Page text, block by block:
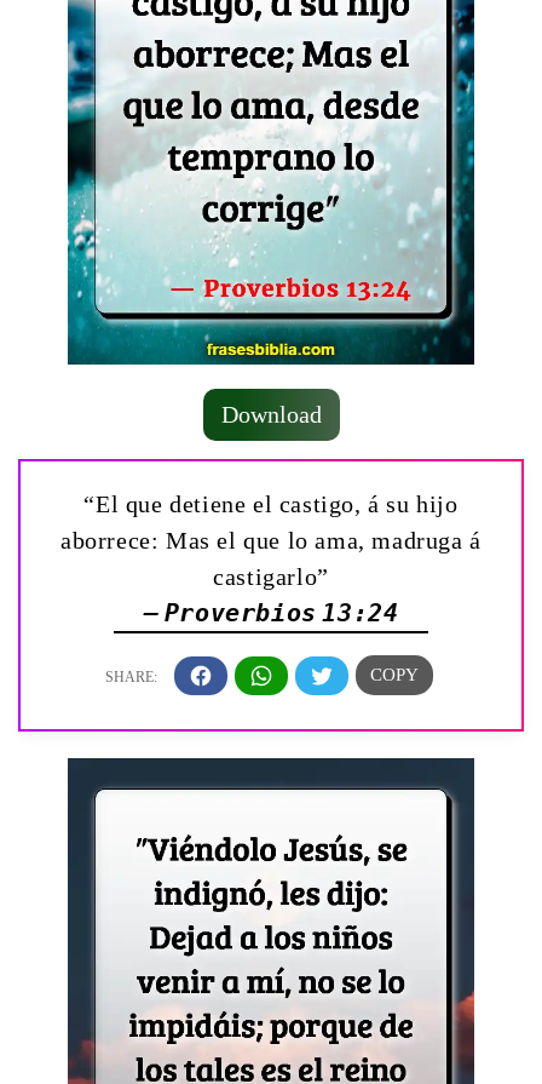
Download
“El que detiene el castigo, á su hijo
aborrece: Mas el que lo ama, madruga á
castigarlo”
— Proverbios 13:24